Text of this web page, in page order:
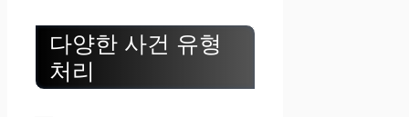
다양한 사건 유형
처리